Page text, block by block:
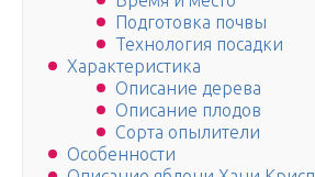
Подготовка почвы
Технология посадки
Характеристика
Описание дерева
Описание плодов
Сорта опылители
Особенности